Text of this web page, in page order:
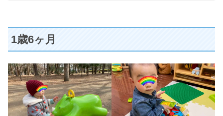
1歳6ヶ月